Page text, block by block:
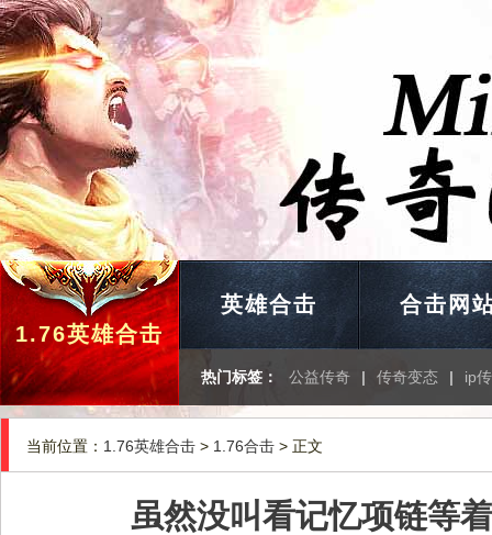
1.76英雄合击
英雄合击 合击网
热门标签： 公益传奇 | 传奇变态 | ip
当前位置： 1.76英雄合击 > 1.76合击 > 正文
虽然没叫看记忆项链等